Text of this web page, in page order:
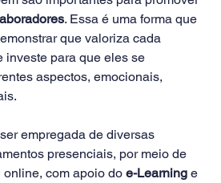
. Essa é uma forma que
que valoriza cada
investe para que eles se
aspectos, emocionais,
empregada de diversas
presenciais, por meio de
com apoio do e-Learning e